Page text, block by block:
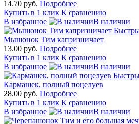
14.70 руб. Подробнее
Купить в 1 клик К сравнению
В избранное
В наличии
Мышонок Тим капризничает
13.00 руб. Подробнее
Купить в 1 клик К сравнению
В избранное
В наличии
Кармашек, полный поцелуев
28.00 руб. Подробнее
Купить в 1 клик К сравнению
В избранное
В наличии